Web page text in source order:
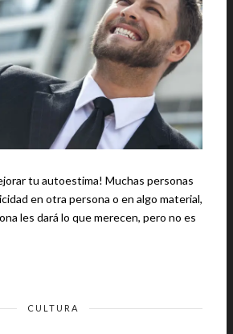
Muchas personas
en otra persona o en algo material,
les dará lo que merecen, pero no es
CULTURA